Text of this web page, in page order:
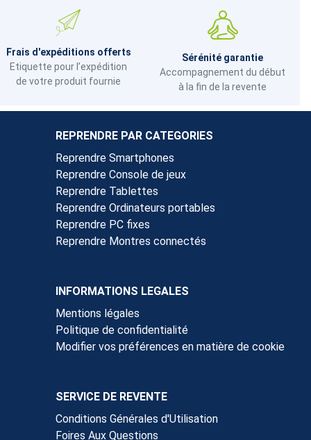
Frais d'expéditions offerts
Etiquette pour l’expédition
de votre produit fournie
Sérénité garantie
Accompagnement du début
à la fin de la revente
REPRENDRE PAR CATEGORIES
Reprendre Smartphones
Reprendre Console de jeux
Reprendre Tablettes
Reprendre Ordinateurs portables
Reprendre PC fixes
Reprendre Montres connectés
INFORMATIONS LEGALES
Mentions légales
Politique de confidentialité
Modifier vos préférences en matière de cookie
SERVICE DE REVENTE
Conditions Générales d'Utilisation
Foires Aux Questions